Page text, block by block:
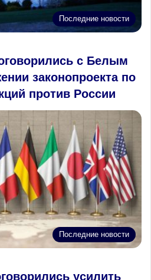
Последние новости
с Белым
законопроекта по
против России
Последние новости
усилить